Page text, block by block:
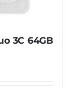
3C 64GB